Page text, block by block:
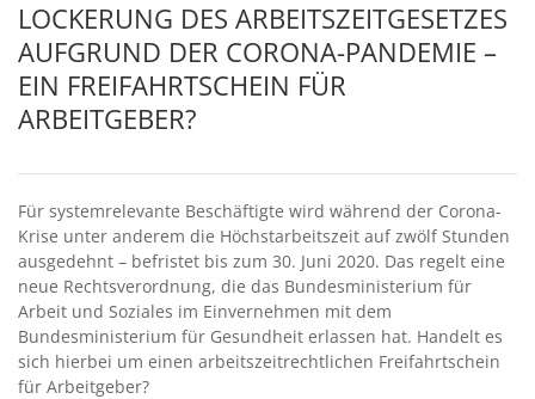
LOCKERUNG DES ARBEITSZEITGESETZES
AUFGRUND DER CORONA-PANDEMIE –
EIN FREIFAHRTSCHEIN FÜR
ARBEITGEBER?
Für systemrelevante Beschäftigte wird während der Corona-
Krise unter anderem die Höchstarbeitszeit auf zwölf Stunden
ausgedehnt – befristet bis zum 30. Juni 2020. Das regelt eine
neue Rechtsverordnung, die das Bundesministerium für
Arbeit und Soziales im Einvernehmen mit dem
Bundesministerium für Gesundheit erlassen hat. Handelt es
sich hierbei um einen arbeitszeitrechtlichen Freifahrtschein
für Arbeitgeber?